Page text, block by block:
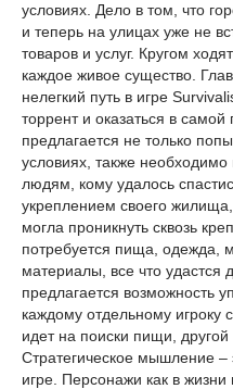
условиях. Дело в том, что
и теперь на улицах уже не
товаров и услуг. Кругом
каждое живое существо.
нелегкий путь в игре
торрент и оказаться в
предлагается не только
условиях, также необходимо
людям, кому удалось
укреплением своего
могла проникнуть сквозь
потребуется пища, одежда,
материалы, все что удастся
предлагается возможность
каждому отдельному игроку
идет на поиски пищи,
Стратегическое мышление
игре. Персонажи как в